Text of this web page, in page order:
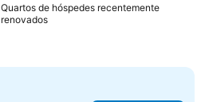
Quartos de hóspedes recentemente
renovados